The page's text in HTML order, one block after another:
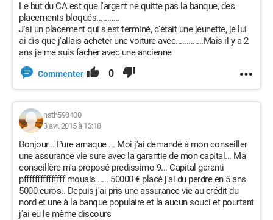
Le but du CA est que l'argent ne quitte pas la banque, des
placements bloqués...........
J'ai un placement qui s'est terminé, c'était une jeunette, je lui
ai dis que j'allais acheter une voiture avec.............Mais il y a 2
ans je me suis facher avec une ancienne
Commenter 0
nath598400
3 avr. 2015 à 13:18
Bonjour... Pure arnaque ... Moi j'ai demandé à mon conseiller
une assurance vie sure avec la garantie de mon capital... Ma
conseillère m'a proposé predissimo 9... Capital garanti
pfffffffffffffff mouais ..... 50000 € placé j'ai du perdre en 5 ans
5000 euros.. Depuis j'ai pris une assurance vie au crédit du
nord et une à la banque populaire et la aucun souci et pourtant
j'ai eu le même discours